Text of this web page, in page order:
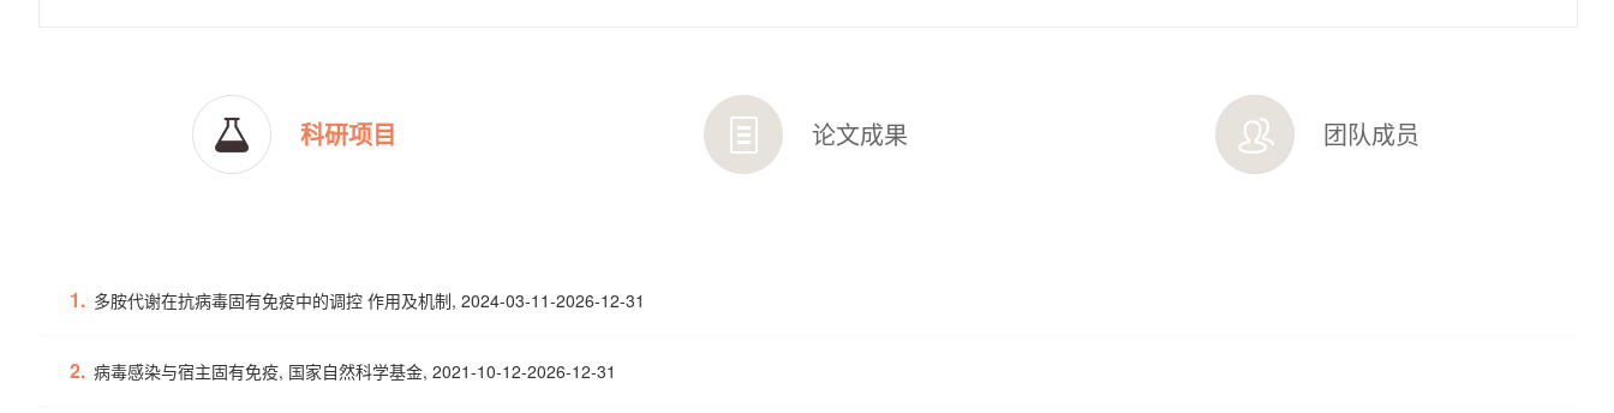
科研项目 论文成果 团队成员
1. 多胺代谢在抗病毒固有免疫中的调控 作用及机制, 2024-03-11-2026-12-31
2. 病毒感染与宿主固有免疫, 国家自然科学基金, 2021-10-12-2026-12-31